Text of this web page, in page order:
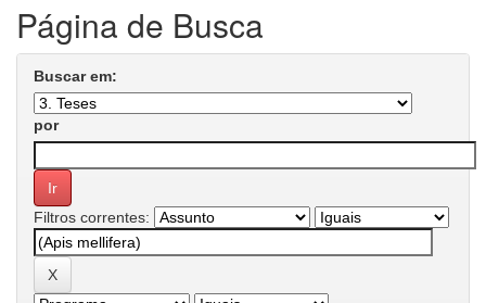
Página de Busca
Buscar em:
por
Filtros correntes: